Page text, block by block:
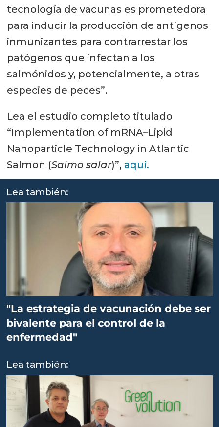
tecnología de vacunas es prometedora
para inducir la producción de antígenos
inmunizantes para contrarrestar los
patógenos que infectan a los
salmónidos y, potencialmente, a otras
especies de peces”.
Lea el estudio completo titulado
“Implementation of mRNA–Lipid
Nanoparticle Technology in Atlantic
Salmon (Salmo salar)”, aquí.
Lea también:
"La estrategia de vacunación debe ser
bivalente para el control de la
enfermedad"
Lea también: